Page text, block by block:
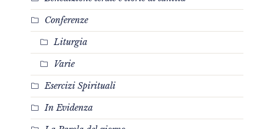
Conferenze
Liturgia
Varie
Esercizi Spirituali
In Evidenza